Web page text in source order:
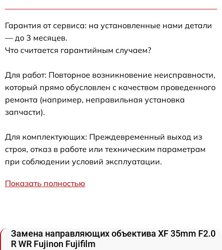
Гарантия от сервиса: на установленные нами детали
— до 3 месяцев.
Что считается гарантийным случаем?
Для работ: Повторное возникновение неисправности,
который прямо обусловлен с качеством проведенного
ремонта (например, неправильная установка
запчасти).
Для комплектующих: Преждевременный выход из
строя, отказ в работе или техническим параметрам
при соблюдении условий эксплуатации.
Показать полностью
Замена направляющих объектива XF 35mm F2.0
R WR Fujinon Fujifilm